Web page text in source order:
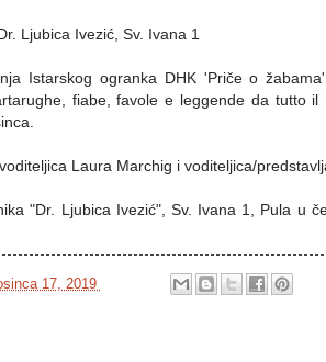
Ljubica Ivezić, Sv. Ivana 1
Istarskog ogranka DHK 'Priče o
fiabe, favole e leggende da tutto il
Laura Marchig i voditeljica/
"Dr. Ljubica Ivezić", Sv. Ivana 1, Pula u
17, 2019